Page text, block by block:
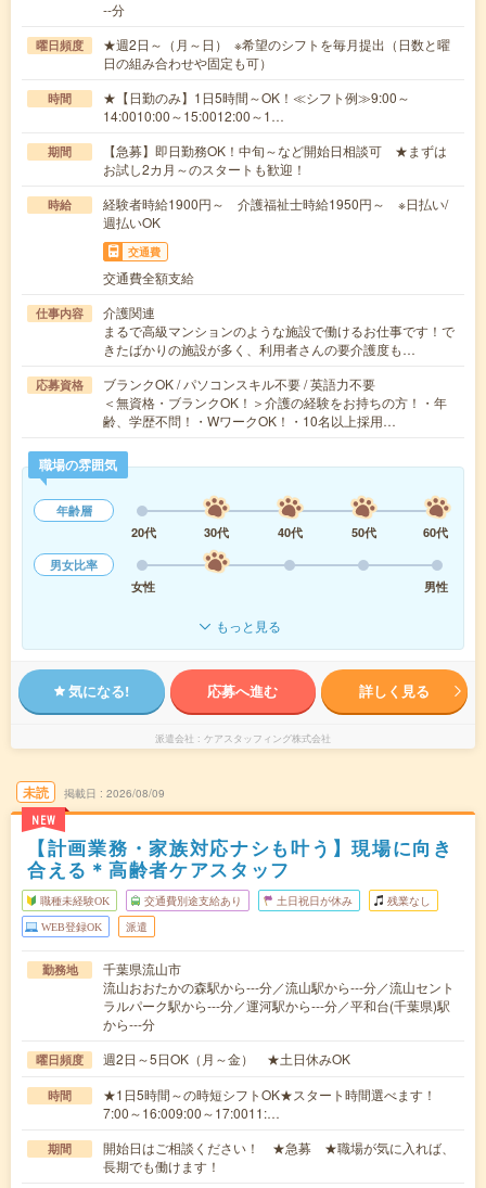
--分
曜日頻度
★週2日～（月～日） ※希望のシフトを毎月提出（日数と曜
日の組み合わせや固定も可）
時間
★【日勤のみ】1日5時間～OK！≪シフト例≫9:00～
14:0010:00～15:0012:00～1…
期間
【急募】即日勤務OK！中旬～など開始日相談可 ★まずは
お試し2カ月～のスタートも歓迎！
時給
経験者時給1900円～ 介護福祉士時給1950円～ ※日払い/
週払いOK
交通費
交通費全額支給
仕事内容
介護関連
まるで高級マンションのような施設で働けるお仕事です！で
きたばかりの施設が多く、利用者さんの要介護度も…
応募資格
ブランクOK / パソコンスキル不要 / 英語力不要
＜無資格・ブランクOK！＞介護の経験をお持ちの方！・年
齢、学歴不問！・WワークOK！・10名以上採用…
職場の雰囲気
年齢層
20代
30代 40代 50代
60代
男女比率
女性
男性
もっと見る
気になる! 応募へ進む 詳しく見る
派遣会社 ケアスタッフィング株式会社
未読
NEW
掲載日 2026/08/09
【計画業務・家族対応ナシも叶う】現場に向き
合える＊高齢者ケアスタッフ
職種未経験OK 交通費別途支給あり 土日祝日が休み 残業なし
WEB登録OK 派遣
勤務地
千葉県流山市
流山おおたかの森駅から---分／流山駅から---分／流山セント
ラルパーク駅から---分／運河駅から---分／平和台(千葉県)駅
から---分
曜日頻度 週2日～5日OK（月～金） ★土日休みOK
時間
★1日5時間～の時短シフトOK★スタート時間選べます！
7:00～16:009:00～17:0011:…
期間
開始日はご相談ください！ ★急募 ★職場が気に入れば、
長期でも働けます！